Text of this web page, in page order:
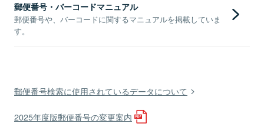
郵便番号・バーコードマニュアル
郵便番号や、バーコードに関するマニュアルを掲載していま
す。
郵便番号検索に使用されているデータについて
2025年度版郵便番号の変更案内